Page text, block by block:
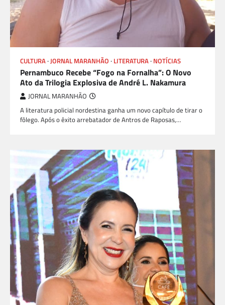
CULTURA JORNAL MARANHÃO LITERATURA NOTÍCIAS
Pernambuco Recebe “Fogo na Fornalha”: O Novo
Ato da Trilogia Explosiva de André L. Nakamura
JORNAL MARANHÃO
A literatura policial nordestina ganha um novo capítulo de tirar o
fôlego. Após o êxito arrebatador de Antros de Raposas,…